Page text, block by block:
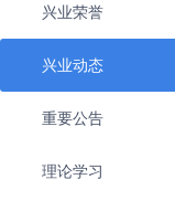
兴业荣誉
兴业动态
重要公告
理论学习